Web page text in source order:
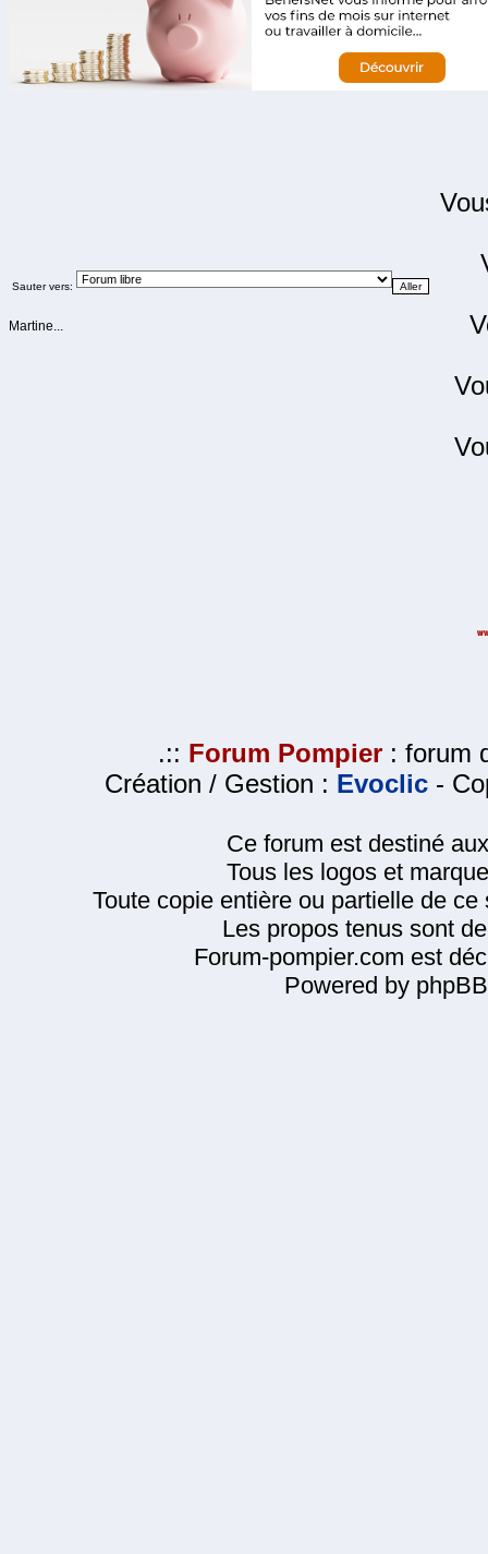
Sauter vers:
Martine...
.:: Forum Pompier : forum
Création / Gestion : Evoclic -
Ce forum est destiné
Tous les logos et
Toute copie entière ou partielle de
Les propos tenus sont
Forum-pompier.com est
Powered by